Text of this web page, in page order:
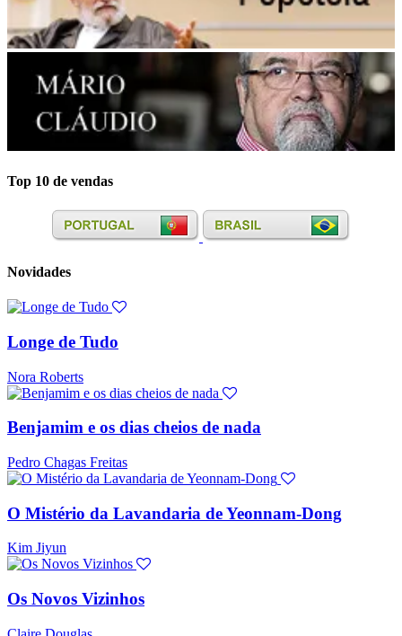
Top 10 de vendas
Novidades
Longe de Tudo
Nora Roberts
Benjamim e os dias cheios de nada
Pedro Chagas Freitas
O Mistério da Lavandaria de Yeonnam-Dong
Kim Jiyun
Os Novos Vizinhos